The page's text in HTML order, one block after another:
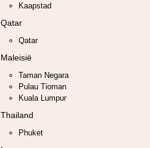
Kaapstad
Qatar
Qatar
Maleisië
Taman Negara
Pulau Tioman
Kuala Lumpur
Thailand
Phuket